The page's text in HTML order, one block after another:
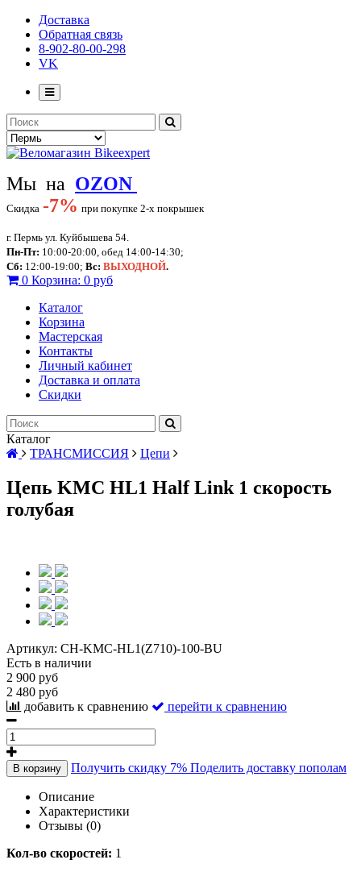
Доставка
Обратная связь
8-902-80-00-298
VK
Мы на OZON
Скидка -7% при покупке 2-х покрышек
г. Пермь ул. Куйбышева 54.
Пн-Пт: 10:00-20:00, обед 14:00-14:30;
Сб: 12:00-19:00; Вс: ВЫХОДНОЙ.
0 Корзина: 0 руб
Каталог
Корзина
Мастерская
Контакты
Личный кабинет
Доставка и оплата
Скидки
Каталог
ТРАНСМИССИЯ
Цепи
Цепь KMC HL1 Half Link 1 скорость
голубая
Артикул: CH-KMC-HL1(Z710)-100-BU
Есть в наличии
2 900 руб
2 480 руб
добавить к сравнению
перейти к сравнению
В корзину Получить скидку 7% Поделить доставку пополам
Описание
Характеристики
Отзывы (0)
Кол-во скоростей: 1